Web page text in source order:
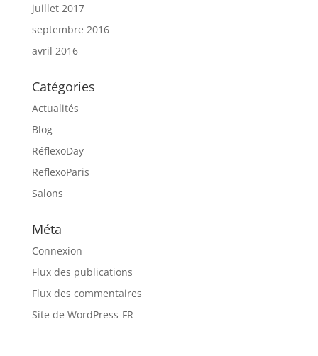
juillet 2017
septembre 2016
avril 2016
Catégories
Actualités
Blog
RéflexoDay
ReflexoParis
Salons
Méta
Connexion
Flux des publications
Flux des commentaires
Site de WordPress-FR